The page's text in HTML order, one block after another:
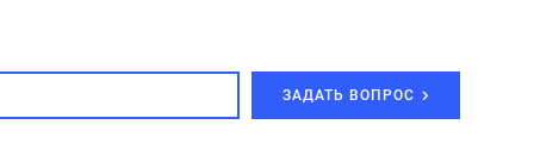
ЗАДАТЬ ВОПРОС